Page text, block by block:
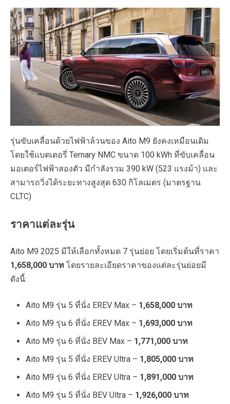
รุ่นขับเคลื่อนด้วยไฟฟ้าล้วนของ Aito M9 ยังคงเหมือนเดิม
โดยใช้แบตเตอรี่ Ternary NMC ขนาด 100 kWh ที่ขับเคลื่อน
มอเตอร์ไฟฟ้าสองตัว มีกำลังรวม 390 kW (523 แรงม้า) และ
สามารถวิ่งได้ระยะทางสูงสุด 630 กิโลเมตร (มาตรฐาน
CLTC)
ราคาแต่ละรุ่น
Aito M9 2025 มีให้เลือกทั้งหมด 7 รุ่นย่อย โดยเริ่มต้นที่ราคา
1,658,000 บาท โดยรายละเอียดราคาของแต่ละรุ่นย่อยมี
ดังนี้:
Aito M9 รุ่น 5 ที่นั่ง EREV Max – 1,658,000 บาท
Aito M9 รุ่น 6 ที่นั่ง EREV Max – 1,693,000 บาท
Aito M9 รุ่น 6 ที่นั่ง BEV Max – 1,771,000 บาท
Aito M9 รุ่น 5 ที่นั่ง EREV Ultra – 1,805,000 บาท
Aito M9 รุ่น 6 ที่นั่ง EREV Ultra – 1,891,000 บาท
Aito M9 รุ่น 5 ที่นั่ง BEV Ultra – 1,926,000 บาท